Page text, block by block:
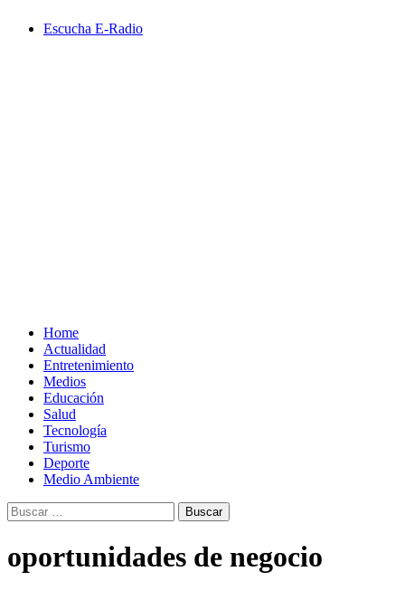
Escucha E-Radio
Home
Actualidad
Entretenimiento
Medios
Educación
Salud
Tecnología
Turismo
Deporte
Medio Ambiente
Buscar:
oportunidades de negocio